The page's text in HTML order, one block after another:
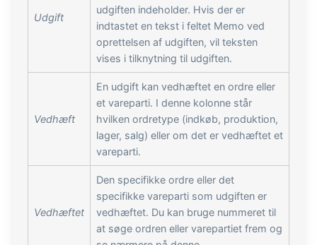
B2B Commerce
B2B Commerce kan fungere som
sælgerportal, leverandørportal eller
B2B webshop for dine kunder
Opgaver & kontroller
Få modtagekontrol, temperaturtjek og
kritiske kontrolpunkter integreret i din
ordrestyring - helt digitalt
Tilføjelse
Power Pack
Lav din egen opsætning af dokumenter
Udgift
udgiften indeholder. Hvis der er
indtastet en tekst i feltet Memo ved
oprettelsen af udgiften, vil teksten
vises i tilknytning til udgiften.
Vedhæft
En udgift kan vedhæftet en ordre eller
et vareparti. I denne kolonne står
hvilken ordretype (indkøb, produktion,
lager, salg) eller om det er vedhæftet et
vareparti.
Vedhæftet
Den specifikke ordre eller det
specifikke vareparti som udgiften er
vedhæftet. Du kan bruge nummeret til
at søge ordren eller varepartiet frem og